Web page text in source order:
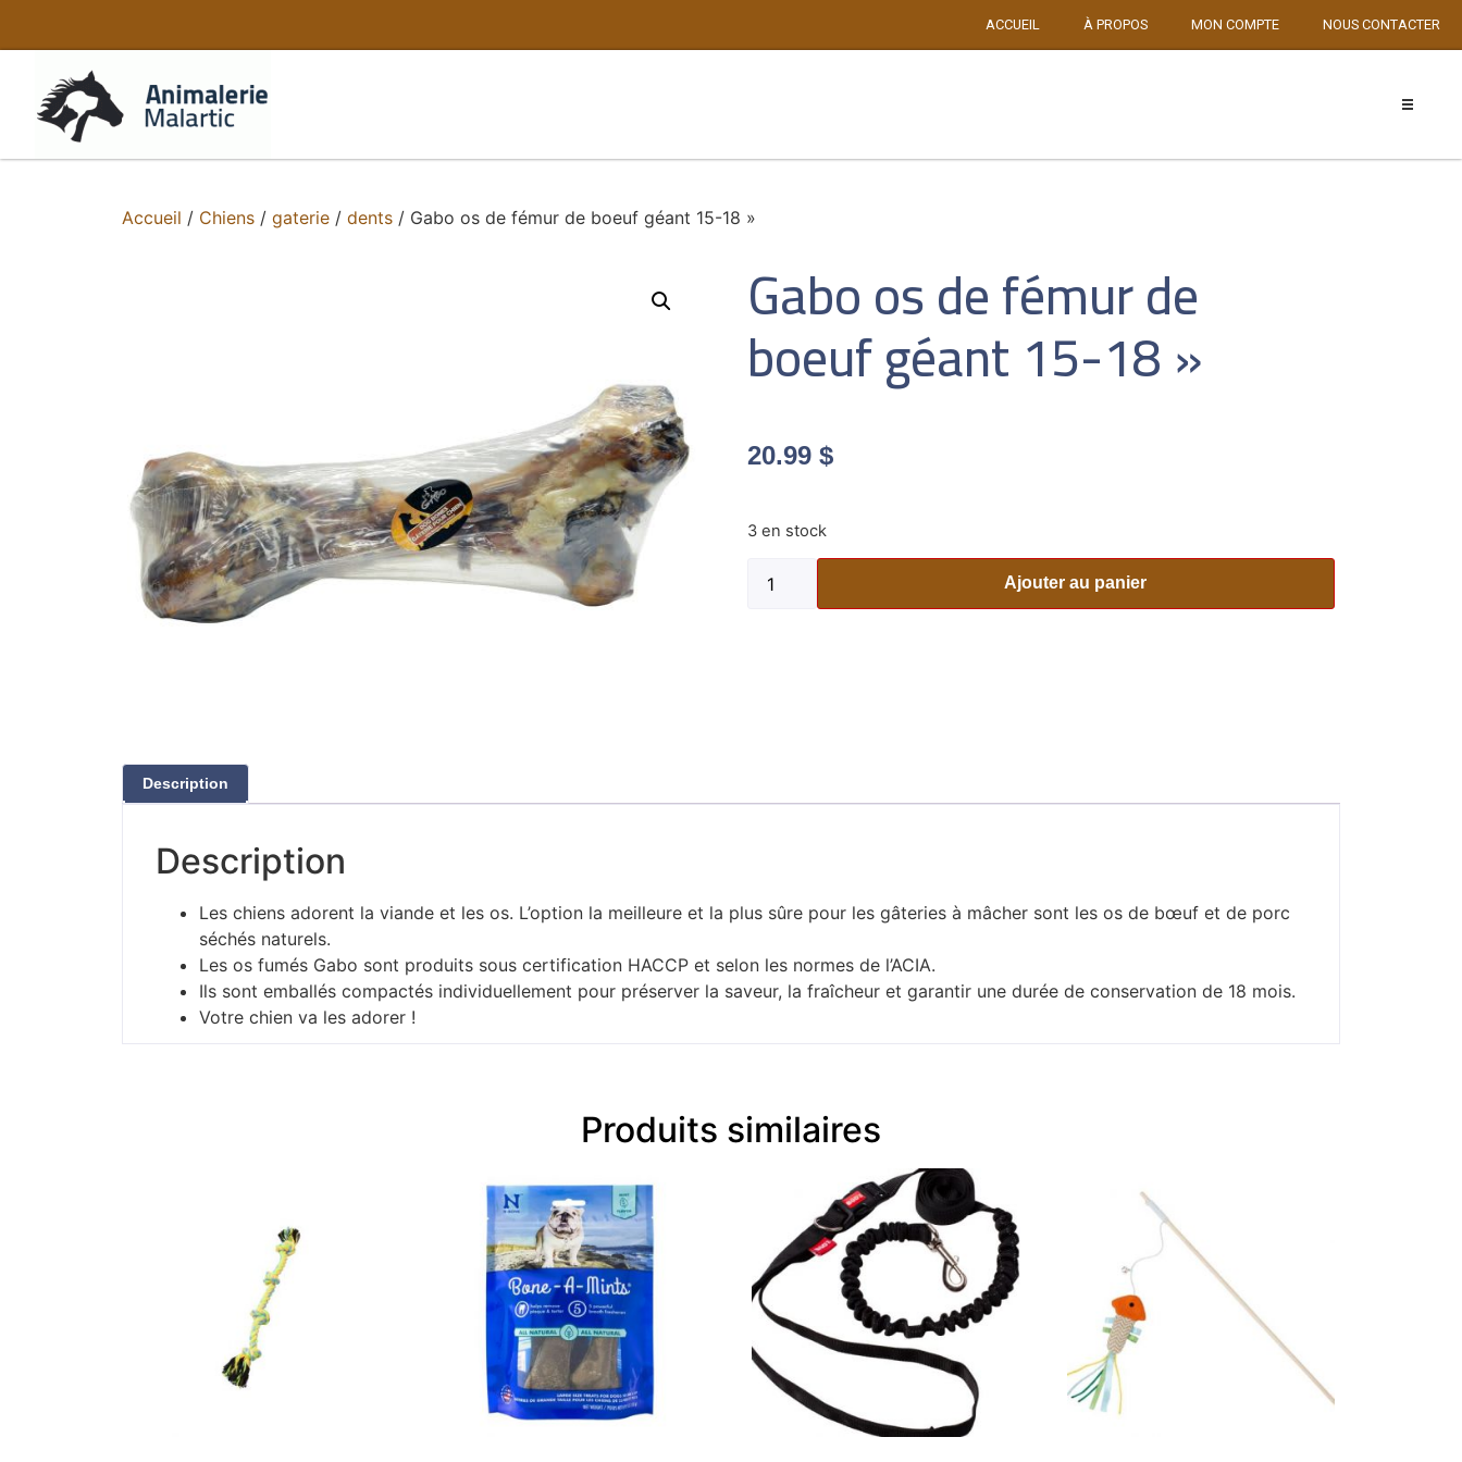
ACCUEIL À PROPOS MON COMPTE NOUS CONTACTER
Accueil / Chiens / gaterie / dents / Gabo os de fémur de boeuf géant 15-18 »
Gabo os de fémur de
boeuf géant 15-18 »
20.99 $
3 en stock
Ajouter au panier
Description
Description
Les chiens adorent la viande et les os. L’option la meilleure et la plus sûre pour les gâteries à mâcher sont les os de bœuf et de porc
séchés naturels.
Les os fumés Gabo sont produits sous certification HACCP et selon les normes de l’ACIA.
Ils sont emballés compactés individuellement pour préserver la saveur, la fraîcheur et garantir une durée de conservation de 18 mois.
Votre chien va les adorer !
Produits similaires